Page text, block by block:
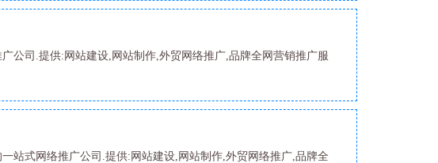
公司.提供:网站建设,网站制作,外贸网络推广,品牌全网营销推广服
站式网络推广公司.提供:网站建设,网站制作,外贸网络推广,品牌全